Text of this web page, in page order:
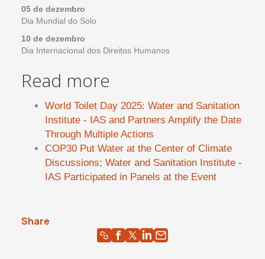
05 de dezembro
Dia Mundial do Solo
10 de dezembro
Dia Internacional dos Direitos Humanos
Read more
World Toilet Day 2025: Water and Sanitation
Institute - IAS and Partners Amplify the Date
Through Multiple Actions
COP30 Put Water at the Center of Climate
Discussions; Water and Sanitation Institute -
IAS Participated in Panels at the Event
Share